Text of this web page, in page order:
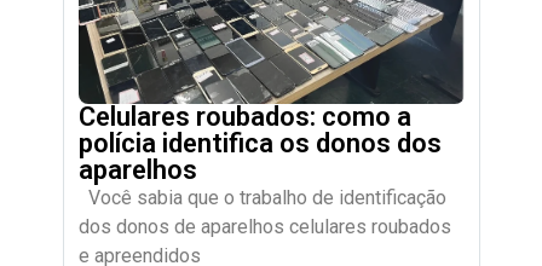
Celulares roubados: como a
polícia identifica os donos dos
aparelhos
Você sabia que o trabalho de identificação
dos donos de aparelhos celulares roubados
e apreendidos